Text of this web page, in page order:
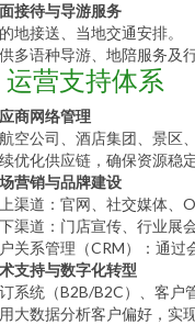
接待与导游服务
地接送、当地交通安排。
多语种导游、地陪服务及
运营支持体系
商网络管理
空公司、酒店集团、景区
优化供应链，确保资源稳
营销与品牌建设
渠道：官网、社交媒体、
渠道：门店宣传、行业展
关系管理（CRM）：通过
支持与数字化转型
系统（B2B/B2C）、客户
大数据分析客户偏好，实